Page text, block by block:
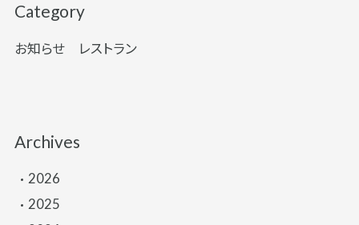
Category
お知らせ レストラン
Archives
2026
2025